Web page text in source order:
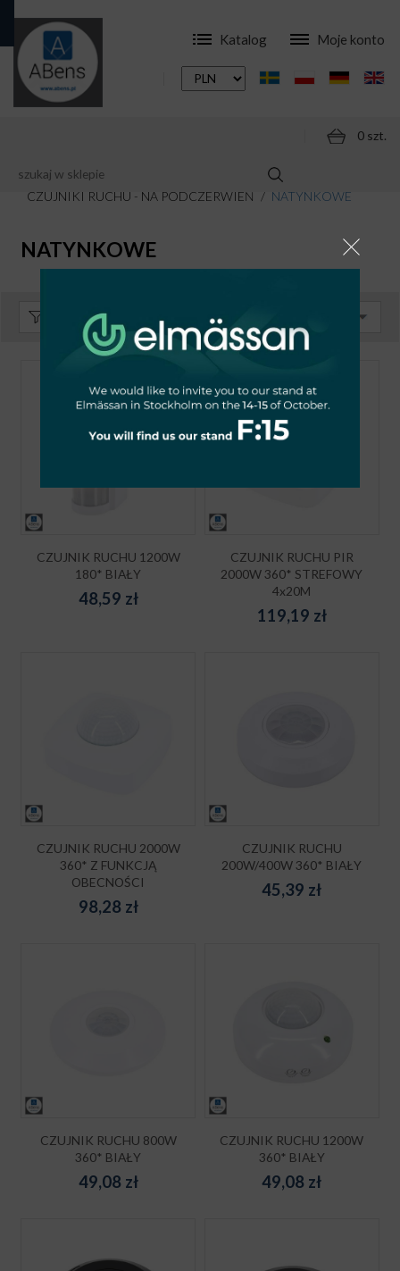
Katalog Moje konto
0 szt.
SKLEP
CZUJNIKI RUCHU - NA PODCZERWIEŃ
NATYNKOWE
NATYNKOWE
Sortuj:
CZUJNIK RUCHU 1200W
180* BIAŁY
48,59 zł
CZUJNIK RUCHU PIR
2000W 360* STREFOWY
4x20M
119,19 zł
CZUJNIK RUCHU 2000W
360* Z FUNKCJĄ
OBECNOŚCI
98,28 zł
CZUJNIK RUCHU
200W/400W 360* BIAŁY
45,39 zł
CZUJNIK RUCHU 800W
360* BIAŁY
49,08 zł
CZUJNIK RUCHU 1200W
360* BIAŁY
49,08 zł